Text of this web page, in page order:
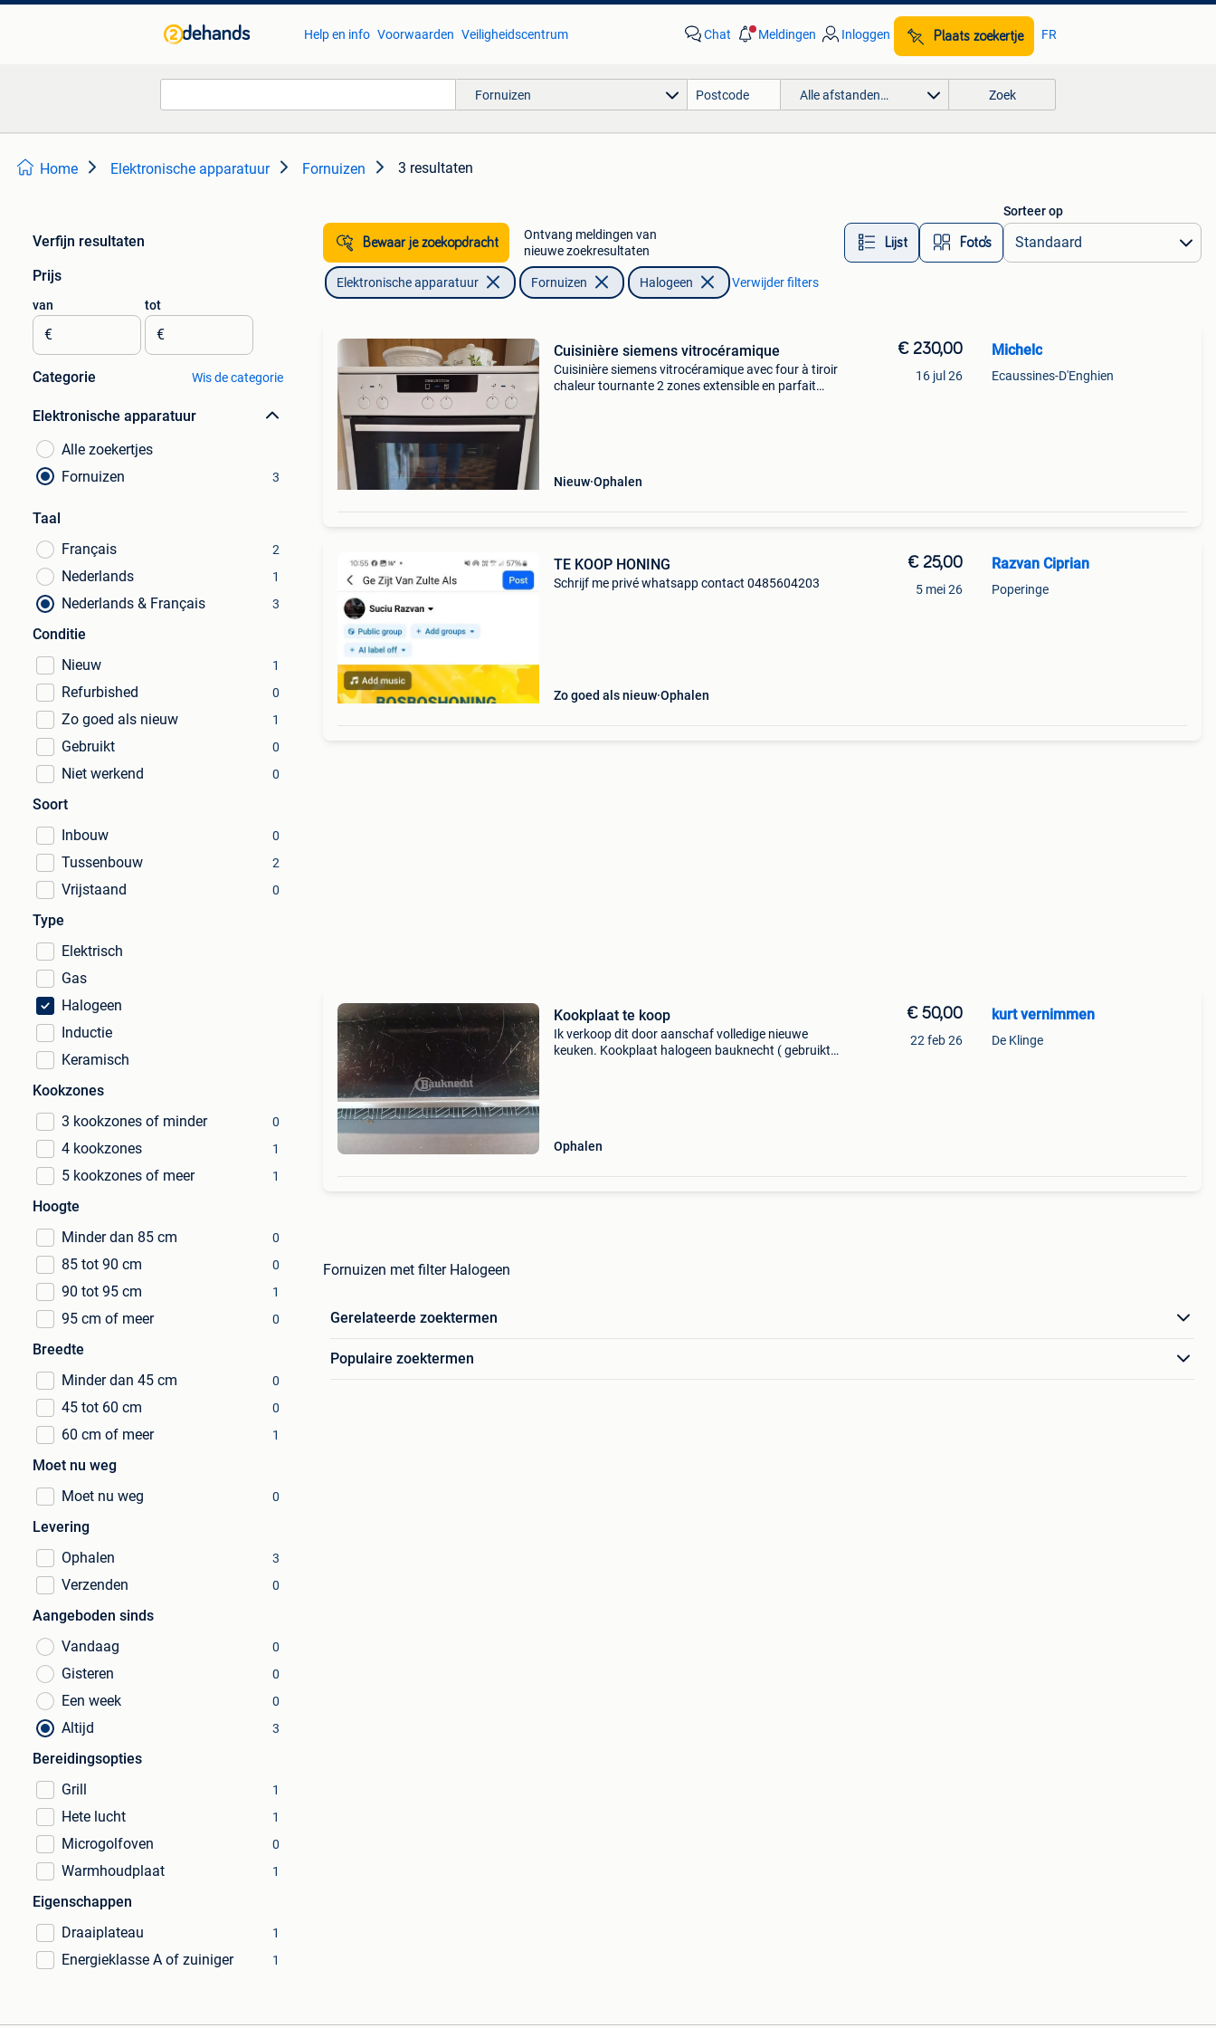
Help en info Voorwaarden Veiligheidscentrum Chat Meldingen Inloggen Plaats zoekertje FR
Fornuizen Alle afstanden… Zoek
Home Elektronische apparatuur Fornuizen 3 resultaten
Verfijn resultaten
Prijs
van
€
tot
€
Categorie Wis de categorie
Elektronische apparatuur
Alle zoekertjes
Fornuizen
3
Taal
Français
2
Nederlands 1
Nederlands & Français 3
Conditie
Nieuw
1
Refurbished 0
Zo goed als nieuw 1
Gebruikt 0
Niet werkend 0
Soort
Inbouw
0
Tussenbouw 2
Vrijstaand 0
Type
Elektrisch
Gas
Halogeen
Inductie
Keramisch
Kookzones
3 kookzones of minder
0
4 kookzones 1
5 kookzones of meer 1
Hoogte
Minder dan 85 cm
0
85 tot 90 cm 0
90 tot 95 cm 1
95 cm of meer 0
Breedte
Minder dan 45 cm
0
45 tot 60 cm 0
60 cm of meer 1
Moet nu weg
Moet nu weg
0
Levering
Ophalen
3
Verzenden 0
Aangeboden sinds
Vandaag
0
Gisteren 0
Een week 0
Altijd 3
Bereidingsopties
Grill
1
Hete lucht 1
Microgolfoven 0
Warmhoudplaat 1
Eigenschappen
Draaiplateau
1
Energieklasse A of zuiniger 1
Bewaar je zoekopdracht
Ontvang meldingen van
nieuwe zoekresultaten
Lijst Foto’s
Sorteer op
Elektronische apparatuur Fornuizen Halogeen Verwijder filters
Cuisinière siemens vitrocéramique
Cuisinière siemens vitrocéramique avec four à tiroir
chaleur tournante 2 zones extensible en parfait
Nieuw Ophalen
€ 230,00
16 jul 26
Michelc
Ecaussines-D'Enghien
TE KOOP HONING
Schrijf me privé whatsapp contact 0485604203
Zo goed als nieuw Ophalen
€ 25,00
5 mei 26
Razvan Ciprian
Poperinge
Kookplaat te koop
Ik verkoop dit door aanschaf volledige nieuwe
keuken. Kookplaat halogeen bauknecht ( gebruikt )
Ophalen
€ 50,00
22 feb 26
kurt vernimmen
De Klinge
Fornuizen met filter Halogeen
Gerelateerde zoektermen
Populaire zoektermen